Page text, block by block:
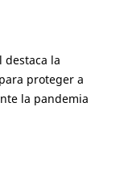
destaca la
proteger a
la pandemia